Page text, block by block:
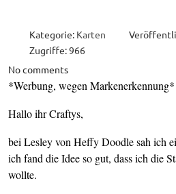
Kategorie: Karten
Zugriffe: 966
No comments
*Werbung, wegen Markenerkennung*
Hallo ihr Craftys,
bei Lesley von Heffy Doodle sah ich
ich fand die Idee so gut, dass ich die
wollte.